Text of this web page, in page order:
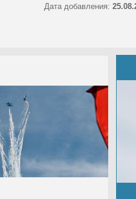
Дата добавления: